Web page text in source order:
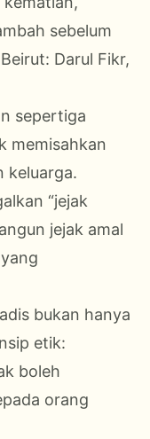
sebelum
Darul Fikr,
sepertiga
memisahkan
keluarga.
“jejak
jejak amal
bukan hanya
etik:
boleh
orang